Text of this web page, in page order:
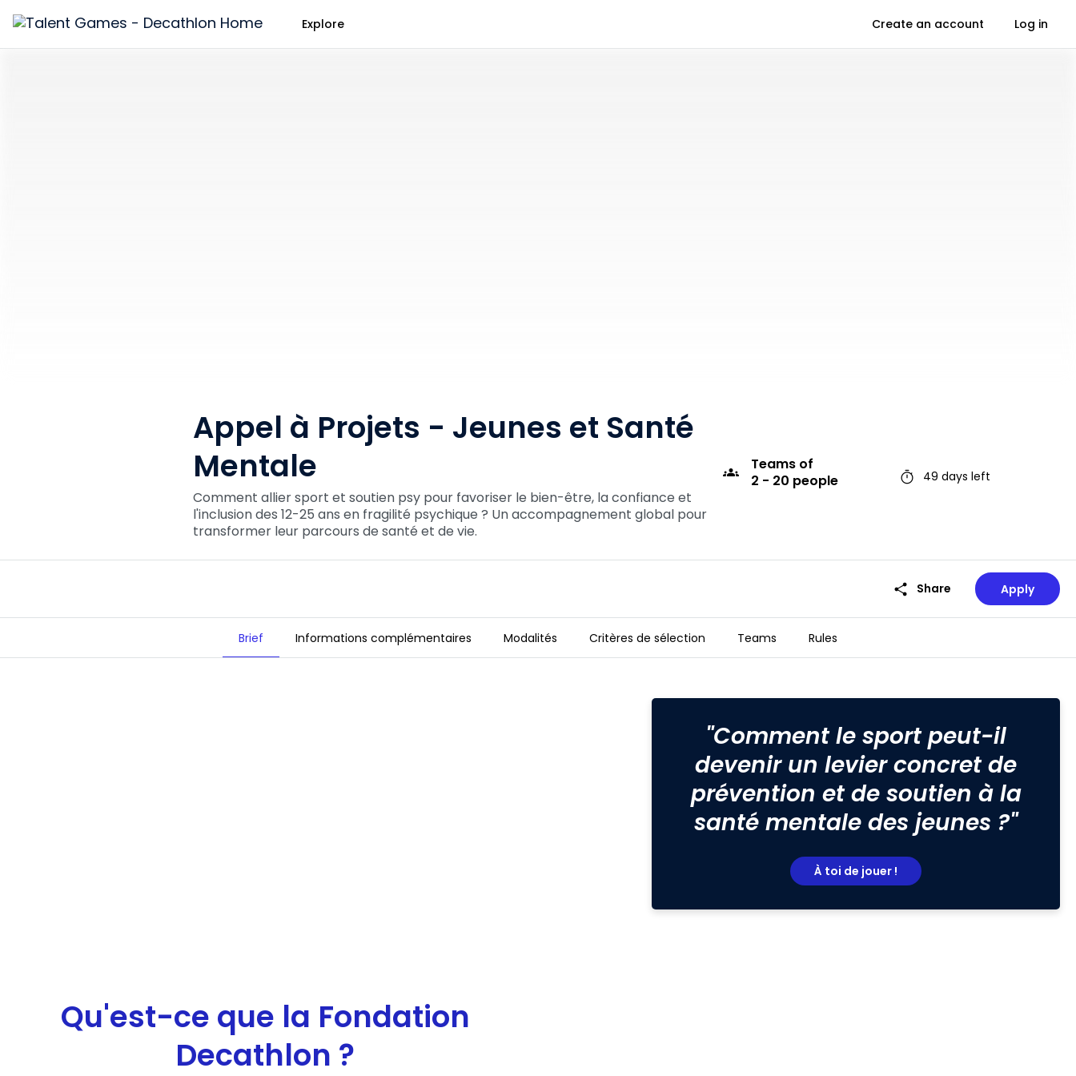
Talent
Games
Explore Create an account Log in
Appel à Projets - Jeunes et Santé
Mentale
Comment allier sport et soutien psy pour favoriser le bien-être, la confiance et
l'inclusion des 12-25 ans en fragilité psychique ? Un accompagnement global pour
transformer leur parcours de santé et de vie.
groups Teamsof
2 - 20 people
timer 49 days left
share Share Apply
Brief Informations complémentaires Modalités Critères de sélection Teams Rules
"Comment le sport peut-il
devenir un levier concret de
prévention et de soutien à la
santé mentale des jeunes ?"
À toi de jouer !
Qu'est-ce que la Fondation
Decathlon ?